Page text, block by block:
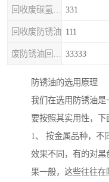
331
回收废防锈油 111
33333
防锈油的选用原理
我们在选用防锈油
要按照其实用性，下
1、 按金属品种，不
效果不同，有的对
果一般，这些往往